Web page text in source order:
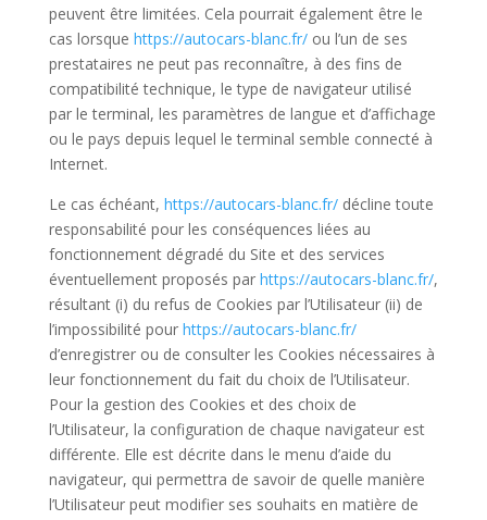
peuvent être limitées. Cela pourrait également être le
cas lorsque https://autocars-blanc.fr/ou l’un de ses
prestataires ne peut pas reconnaître, à des fins de
compatibilité technique, le type de navigateur utilisé
par le terminal, les paramètres de langue et d’affichage
ou le pays depuis lequel le terminal semble connecté à
Internet.
Le cas échéant, https://autocars-blanc.fr/décline toute
responsabilité pour les conséquences liées au
fonctionnement dégradé du Site et des services
éventuellement proposés par https://autocars-blanc.fr/,
résultant (i) du refus de Cookies par l’Utilisateur (ii) de
l’impossibilité pour https://autocars-blanc.fr/
d’enregistrer ou de consulter les Cookies nécessaires à
leur fonctionnement du fait du choix de l’Utilisateur.
Pour la gestion des Cookies et des choix de
l’Utilisateur, la configuration de chaque navigateur est
différente. Elle est décrite dans le menu d’aide du
navigateur, qui permettra de savoir de quelle manière
l’Utilisateur peut modifier ses souhaits en matière de